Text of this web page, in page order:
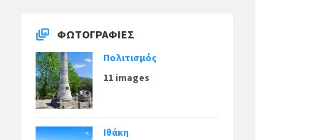
ΦΩΤΟΓΡΑΦΊΕΣ
Πολιτισμός
11 images
Ιθάκη